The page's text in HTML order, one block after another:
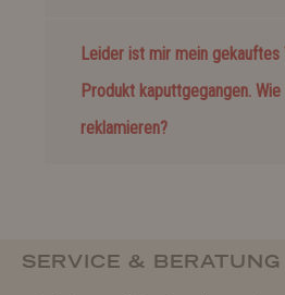
Leider ist mir mein gekauftes
Produkt kaputtgegangen.
reklamieren?
SERVICE & BERATUNG